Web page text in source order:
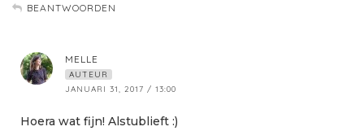
BEANTWOORDEN
MELLE
AUTEUR
JANUARI 31, 2017 / 13:00
Hoera wat fijn! Alstublieft :)